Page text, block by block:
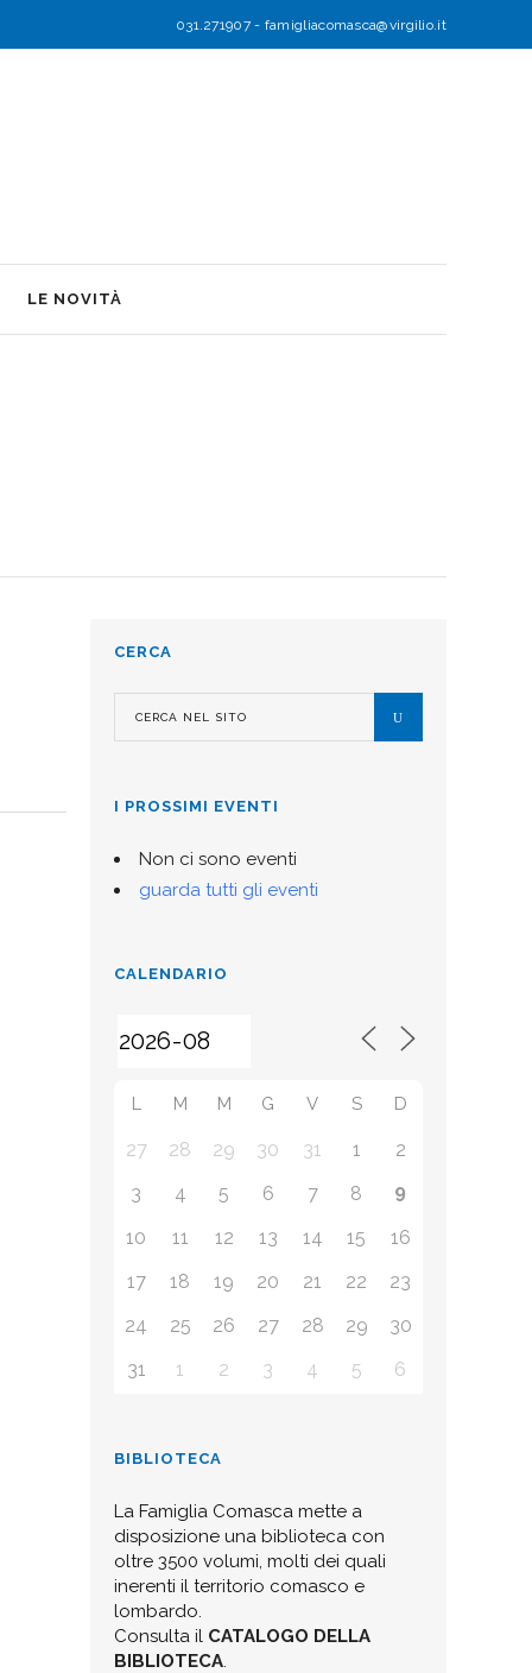
031.271907- famigliacomasca@virgilio.it
LE NOVITÀ
CERCA
I PROSSIMI EVENTI
Non ci sono eventi
guarda tutti gli eventi
CALENDARIO
L M M G V S D
27 28 29 30 31 1
2
3
4 5 6 7 8 9
10 11 12 13 14 15
16
17
18 19 20 21 22
23
24
25 26 27 28 29
30
31
1 2 3 4 5 6
BIBLIOTECA
La Famiglia Comasca mette a
disposizione una biblioteca con
oltre 3500 volumi, molti dei quali
inerenti il territorio comasco e
lombardo.
Consulta il CATALOGO DELLA
BIBLIOTECA.